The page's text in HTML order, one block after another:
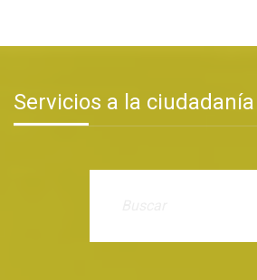
Servicios a la ciudadanía